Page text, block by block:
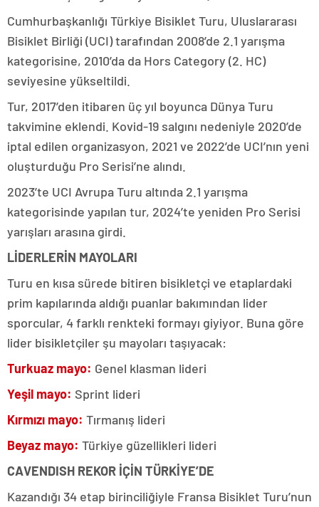
Cumhurbaşkanlığı Türkiye Bisiklet Turu, Uluslararası
Bisiklet Birliği (UCI) tarafından 2008’de 2.1 yarışma
kategorisine, 2010’da da Hors Category (2. HC)
seviyesine yükseltildi.
Tur, 2017’den itibaren üç yıl boyunca Dünya Turu
takvimine eklendi. Kovid-19 salgını nedeniyle 2020’de
iptal edilen organizasyon, 2021 ve 2022’de UCI’nın yeni
oluşturduğu Pro Serisi’ne alındı.
2023’te UCI Avrupa Turu altında 2.1 yarışma
kategorisinde yapılan tur, 2024’te yeniden Pro Serisi
yarışları arasına girdi.
LİDERLERİN MAYOLARI
Turu en kısa sürede bitiren bisikletçi ve etaplardaki
prim kapılarında aldığı puanlar bakımından lider
sporcular, 4 farklı renkteki formayı giyiyor. Buna göre
lider bisikletçiler şu mayoları taşıyacak:
Turkuaz mayo: Genel klasman lideri
Yeşil mayo: Sprint lideri
Kırmızı mayo: Tırmanış lideri
Beyaz mayo: Türkiye güzellikleri lideri
CAVENDISH REKOR İÇİN TÜRKİYE’DE
Kazandığı 34 etap birinciliğiyle Fransa Bisiklet Turu’nun